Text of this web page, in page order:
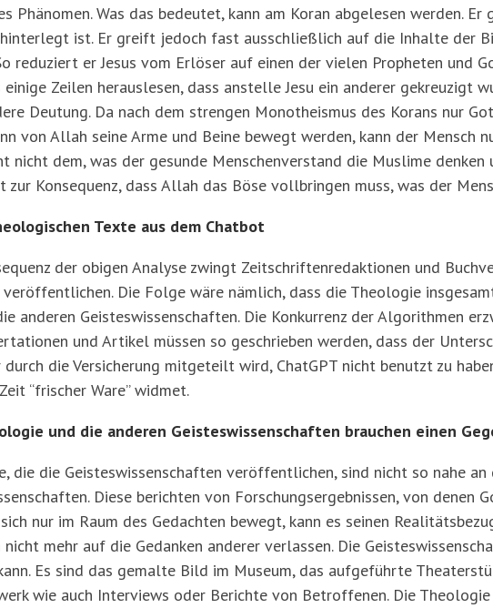
Phänomen. Was das bedeutet, kann am Koran abgelesen werden.
ist. Er greift jedoch fast ausschließlich auf die Inhalte der
reduziert er Jesus vom Erlöser auf einen der vielen Propheten und
einige Zeilen herauslesen, dass anstelle Jesu ein anderer gekreuzigt
Deutung. Da nach dem strengen Monotheismus des Korans nur
von Allah seine Arme und Beine bewegt werden, kann der Mensch
nicht dem, was der gesunde Menschenverstand die Muslime
zur Konsequenz, dass Allah das Böse vollbringen muss, was der
Texte aus dem Chatbot
der obigen Analyse zwingt Zeitschriftenredaktionen und
veröffentlichen. Die Folge wäre nämlich, dass die Theologie
anderen Geisteswissenschaften. Die Konkurrenz der Algorithmen
und Artikel müssen so geschrieben werden, dass der
die Versicherung mitgeteilt wird, ChatGPT nicht benutzt zu
“frischer Ware” widmet.
und die anderen Geisteswissenschaften brauchen einen
die die Geisteswissenschaften veröffentlichen, sind nicht so nahe
Diese berichten von Forschungsergebnissen, von denen
nur im Raum des Gedachten bewegt, kann es seinen
nicht mehr auf die Gedanken anderer verlassen. Die
Es sind das gemalte Bild im Museum, das aufgeführte
wie auch Interviews oder Berichte von Betroffenen. Die